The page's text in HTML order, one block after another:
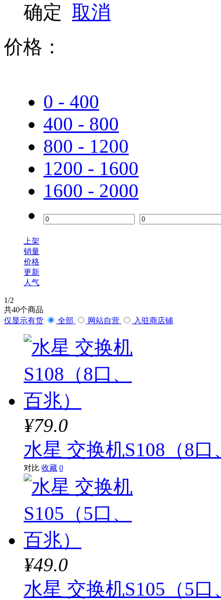
华为
锐捷
确定 取消
价格：
0 - 400
400 - 800
800 - 1200
1200 - 1600
1600 - 2000
上架
销量
价格
更新
人气
1/2
共40个商品
仅显示有货
全部 网站自营 入驻商店铺
¥79.0
水星 交换机S108（8口
对比 收藏 0
¥49.0
水星 交换机S105（5口